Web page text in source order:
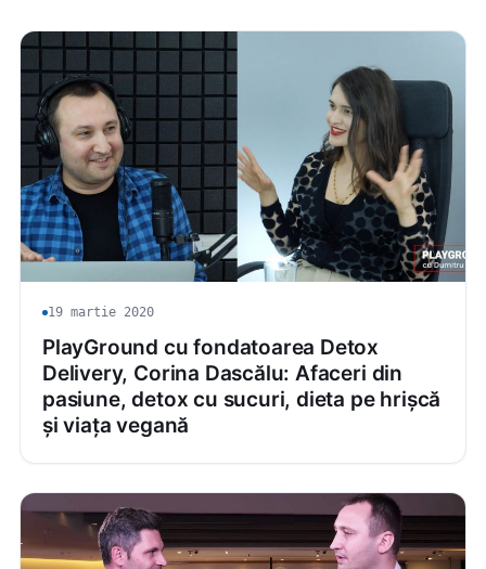
19 martie 2020
PlayGround cu fondatoarea Detox
Delivery, Corina Dascălu: Afaceri din
pasiune, detox cu sucuri, dieta pe hrișcă
și viața vegană